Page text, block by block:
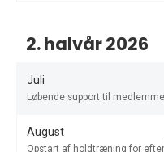
2. halvår 2026
Juli
Løbende support til
August
Opstart af holdtræning for